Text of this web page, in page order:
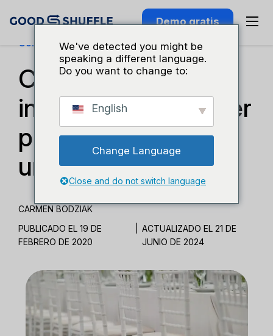
Demo gratis
Conocimiento Del Sector
Cómo gestionar el
inventario de alquiler
para eventos como
un profesional
CARMEN BODZIAK
PUBLICADO EL 19 DE
FEBRERO DE 2020
ACTUALIZADO EL 21 DE
JUNIO DE 2024
We've detected you might be
speaking a different language.
Do you want to change to:
English
Change Language
Close and do not switch language